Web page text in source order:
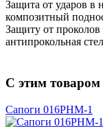
Защита от ударов в
композитный
Защиту от проколов
антипрокольная
С этим
Сапоги 016РНМ-1